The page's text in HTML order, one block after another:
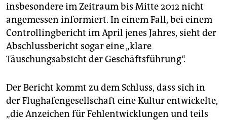
insbesondere im Zeitraum bis Mitte 2012 nicht
angemessen informiert. In einem Fall, bei einem
Controllingbericht im April jenes Jahres, sieht der
Abschlussbericht sogar eine „klare
Täuschungsabsicht der Geschäftsführung“.
Der Bericht kommt zu dem Schluss, dass sich in
der Flughafengesellschaft eine Kultur entwickelte,
„die Anzeichen für Fehlentwicklungen und teils